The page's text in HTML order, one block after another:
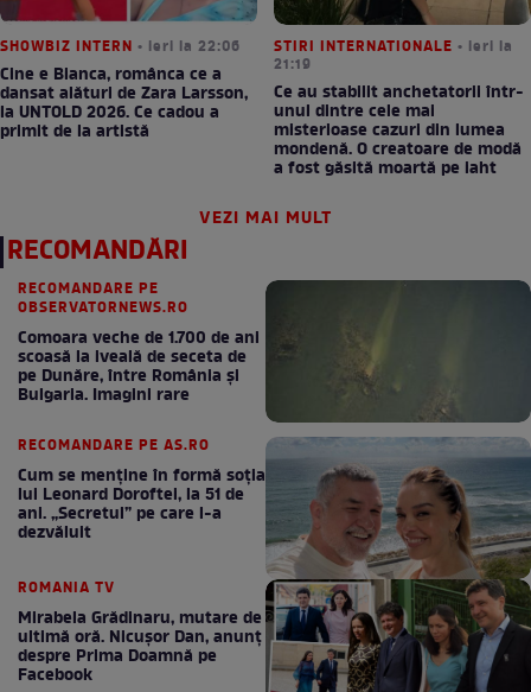
SHOWBIZ INTERN • ieri la 22:06
Cine e Bianca, românca ce a
dansat alături de Zara Larsson,
la UNTOLD 2026. Ce cadou a
primit de la artistă
STIRI INTERNATIONALE • ieri la
21:19
Ce au stabilit anchetatorii într-
unul dintre cele mai
misterioase cazuri din lumea
mondenă. O creatoare de modă
a fost găsită moartă pe iaht
VEZI MAI MULT
RECOMANDĂRI
RECOMANDARE PE
OBSERVATORNEWS.RO
Comoara veche de 1.700 de ani
scoasă la iveală de seceta de
pe Dunăre, între România şi
Bulgaria. Imagini rare
RECOMANDARE PE AS.RO
Cum se menţine în formă soţia
lui Leonard Doroftei, la 51 de
ani. „Secretul” pe care l-a
dezvăluit
ROMANIA TV
Mirabela Grădinaru, mutare de
ultimă oră. Nicuşor Dan, anunţ
despre Prima Doamnă pe
Facebook